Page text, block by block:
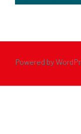
Powered by